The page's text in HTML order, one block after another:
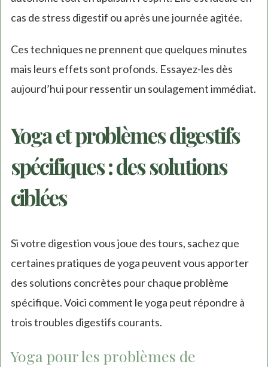
cas de stress digestif ou après une journée agitée.
Ces techniques ne prennent que quelques minutes
mais leurs effets sont profonds. Essayez-les dès
aujourd’hui pour ressentir un soulagement immédiat.
Yoga et problèmes digestifs
spécifiques : des solutions
ciblées
Si votre digestion vous joue des tours, sachez que
certaines pratiques de yoga peuvent vous apporter
des solutions concrètes pour chaque problème
spécifique. Voici comment le yoga peut répondre à
trois troubles digestifs courants.
Yoga pour les problèmes de